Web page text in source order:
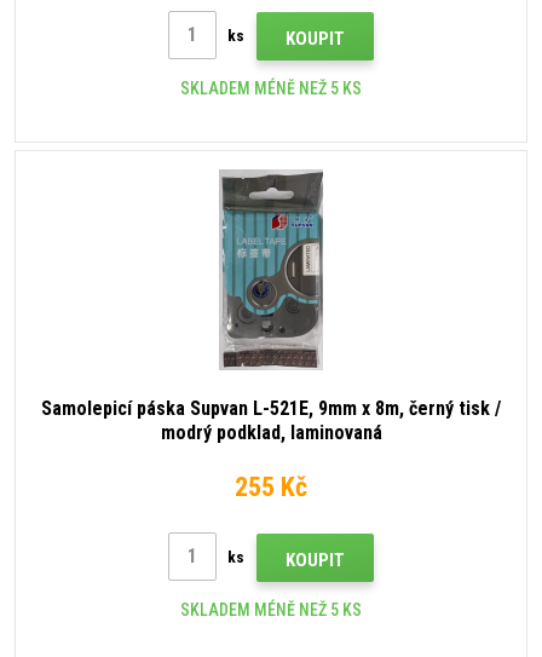
ks KOUPIT
SKLADEM MÉNĚ NEŽ 5 KS
Samolepicí páska Supvan L-521E, 9mm x 8m, černý tisk /
modrý podklad, laminovaná
255 Kč
ks KOUPIT
SKLADEM MÉNĚ NEŽ 5 KS